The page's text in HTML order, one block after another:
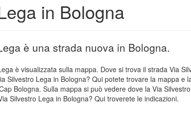
in Bologna
è una strada nuova in Bologna.
è visualizzata sulla mappa. Dove si trova il strada Via
Silvestro Lega in Bologna? Qui potete trovare la mappa
Bologna. Sulla mappa si può vedere dove la Via
Silvestro Lega in Bologna? Qui troverete le indicazioni.